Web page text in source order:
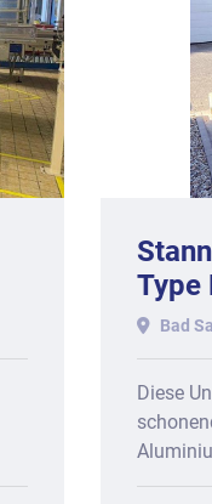
Type
Bad
Diese